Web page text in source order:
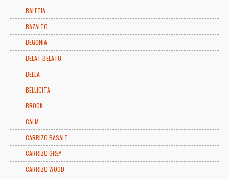
BALETIA
BAZALTO
BEGONIA
BELAT BELATO
BELLA
BELLICITA
BROOK
CALM
CARRIZO BASALT
CARRIZO GREY
CARRIZO WOOD